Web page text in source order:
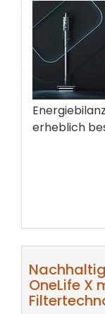
erheblich
OneLife X